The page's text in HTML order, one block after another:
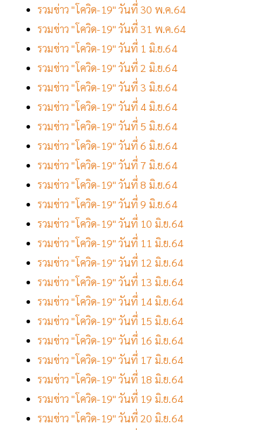
รวมข่าว "โควิด-19" วันที่ 30 พ.ค.64
รวมข่าว "โควิด-19" วันที่ 31 พ.ค.64
รวมข่าว "โควิด-19" วันที่ 1 มิ.ย.64
รวมข่าว "โควิด-19" วันที่ 2 มิ.ย.64
รวมข่าว "โควิด-19" วันที่ 3 มิ.ย.64
รวมข่าว "โควิด-19" วันที่ 4 มิ.ย.64
รวมข่าว "โควิด-19" วันที่ 5 มิ.ย.64
รวมข่าว "โควิด-19" วันที่ 6 มิ.ย.64
รวมข่าว "โควิด-19" วันที่ 7 มิ.ย.64
รวมข่าว "โควิด-19" วันที่ 8 มิ.ย.64
รวมข่าว "โควิด-19" วันที่ 9 มิ.ย.64
รวมข่าว "โควิด-19" วันที่ 10 มิ.ย.64
รวมข่าว "โควิด-19" วันที่ 11 มิ.ย.64
รวมข่าว "โควิด-19" วันที่ 12 มิ.ย.64
รวมข่าว "โควิด-19" วันที่ 13 มิ.ย.64
รวมข่าว "โควิด-19" วันที่ 14 มิ.ย.64
รวมข่าว "โควิด-19" วันที่ 15 มิ.ย.64
รวมข่าว "โควิด-19" วันที่ 16 มิ.ย.64
รวมข่าว "โควิด-19" วันที่ 17 มิ.ย.64
รวมข่าว "โควิด-19" วันที่ 18 มิ.ย.64
รวมข่าว "โควิด-19" วันที่ 19 มิ.ย.64
รวมข่าว "โควิด-19" วันที่ 20 มิ.ย.64